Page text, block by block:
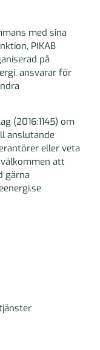
med sina
PIKAB
på
ansvarar för
(2016:1145) om
anslutande
eller veta
att
gärna